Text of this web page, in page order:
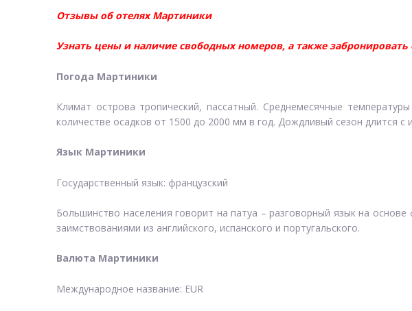
Отзывы об отелях Мартиники
Узнать цены и наличие свободных номеров, а также
Погода Мартиники
Климат острова тропический, пассатный. Среднемесячные
количестве осадков от 1500 до 2000 мм в год. Дождливый сезон длится с
Язык Мартиники
Государственный язык: французский
Большинство населения говорит на патуа – разговорный язык на основе
заимствованиями из английского, испанского и португальского.
Валюта Мартиники
Международное название: EUR